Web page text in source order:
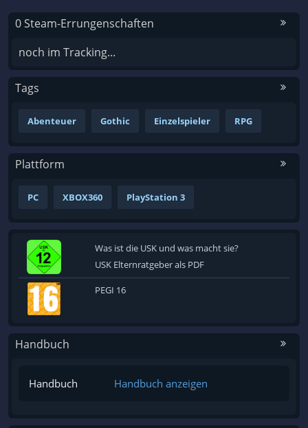
0 Steam-Errungenschaften
noch im Tracking...
Tags
Abenteuer Gothic Einzelspieler RPG
Plattform
PC XBOX360 PlayStation 3
Was ist die USK und was macht sie?
USK Elternratgeber als PDF
PEGI 16
Handbuch
Handbuch Handbuch anzeigen